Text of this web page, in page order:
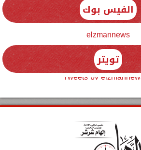
الفيس بوك
elzmannews
تويتر
Tweets by